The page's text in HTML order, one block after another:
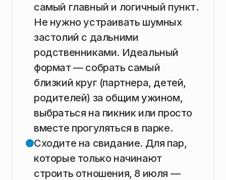
самый главный и логичный пункт.
Не нужно устраивать шумных
застолий с дальними
родственниками. Идеальный
формат — собрать самый
близкий круг (партнера, детей,
родителей) за общим ужином,
выбраться на пикник или просто
вместе прогуляться в парке.
Сходите на свидание. Для пар,
которые только начинают
строить отношения, 8 июля —